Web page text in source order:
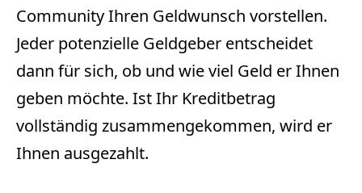
Community Ihren Geldwunsch vorstellen.
Jeder potenzielle Geldgeber entscheidet
dann für sich, ob und wie viel Geld er Ihnen
geben möchte. Ist Ihr Kreditbetrag
vollständig zusammengekommen, wird er
Ihnen ausgezahlt.